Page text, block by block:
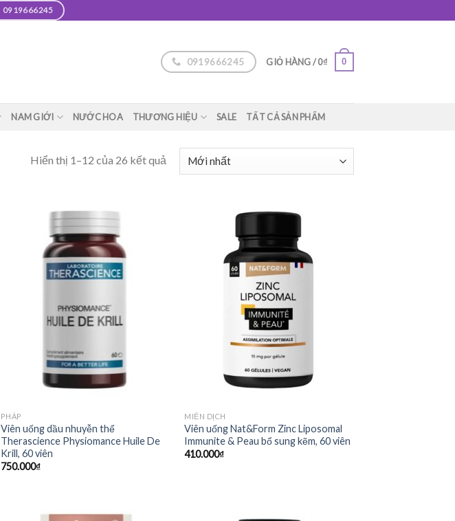
0919666245
0919666245 GIỎ HÀNG /0₫ 0
NAM GIỚI NƯỚC HOA THƯƠNG HIỆU SALE TẤT CẢ SẢN PHẨM
Hiển thị 1–12 của 26 kết quả
PHÁP
Viên uống dầu nhuyễn thể
Therascience Physiomance Huile De
Krill, 60 viên
750.000₫
MIỄN DỊCH
Viên uống Nat&Form Zinc Liposomal
Immunite & Peau bổ sung kẽm, 60 viên
410.000₫